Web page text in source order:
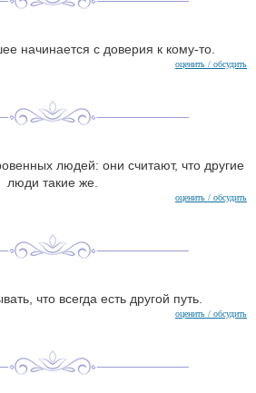
начинается с доверия к кому-то.
оценить / обсудить
людей: они считают, что другие
люди такие же.
оценить / обсудить
что всегда есть другой путь.
оценить / обсудить